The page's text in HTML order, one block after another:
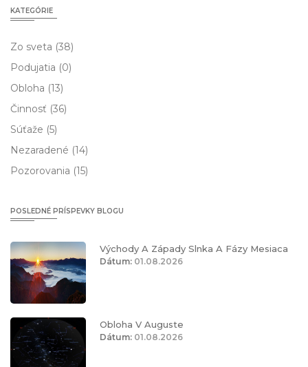
KATEGÓRIE
Zo sveta (38)
Podujatia (0)
Obloha (13)
Činnosť (36)
Súťaže (5)
Nezaradené (14)
Pozorovania (15)
POSLEDNÉ PRÍSPEVKY BLOGU
Východy A Západy Slnka A Fázy Mesiaca
Dátum: 01.08.2026
Obloha V Auguste
Dátum: 01.08.2026